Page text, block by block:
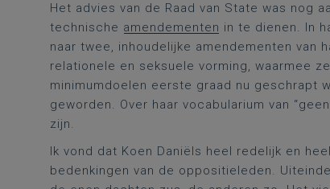
Het advies van de Raad van State was nog
technische amendementen in te dienen. In
naar twee, inhoudelijke amendementen van
relationele en seksuele vorming, waarmee
minimumdoelen eerste graad nu geschrapt
geworden. Over haar vocabularium van
zijn.
Ik vond dat Koen Daniëls heel redelijk en
bedenkingen van de oppositieleden.